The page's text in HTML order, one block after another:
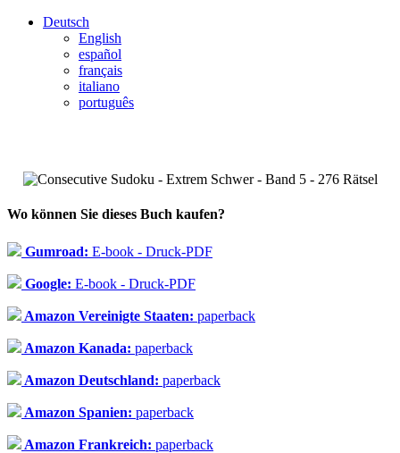
Deutsch
English
español
français
italiano
português
Wo können Sie dieses Buch kaufen?
Gumroad: E-book - Druck-PDF
Google: E-book - Druck-PDF
Amazon Vereinigte Staaten: paperback
Amazon Kanada: paperback
Amazon Deutschland: paperback
Amazon Spanien: paperback
Amazon Frankreich: paperback